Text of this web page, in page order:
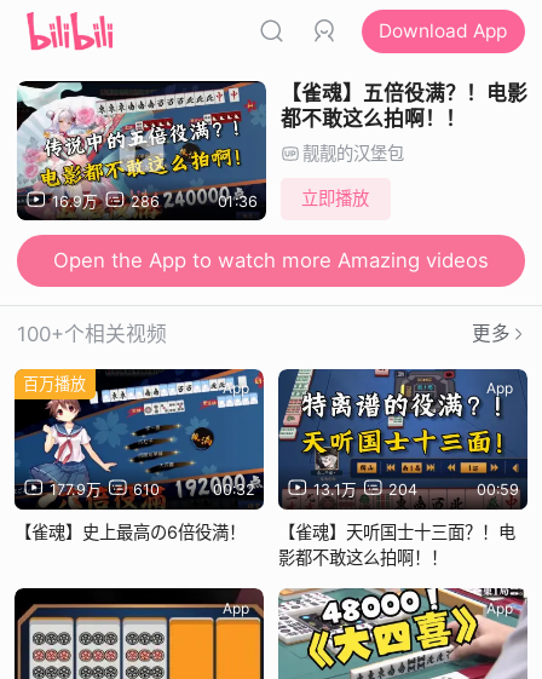
Download App
16.9万 286 01:36
【雀魂】五倍役满？！电影
都不敢这么拍啊！！
靓靓的汉堡包
立即播放
Open the App to watch more Amazing videos
100+个相关视频 更多
177.9万 610 00:32
百万播放 App
【雀魂】史上最高の6倍役満！
13.1万 204 00:59
App
【雀魂】天听国士十三面？！电
影都不敢这么拍啊！！
App App